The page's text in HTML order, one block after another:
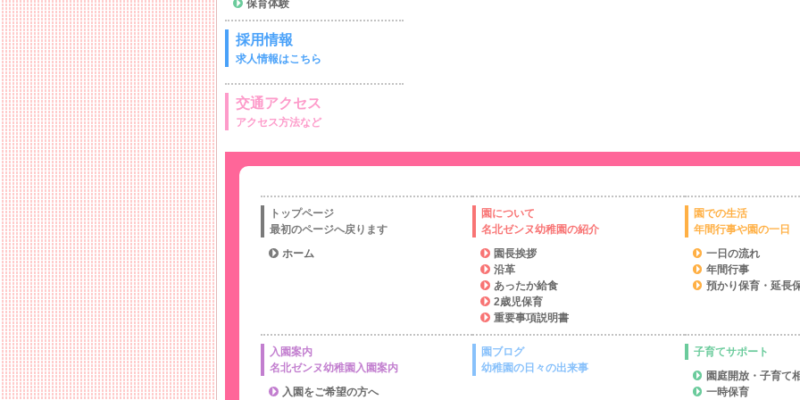
保育体験
採用情報
求人情報はこちら
交通アクセス
アクセス方法など
トップページ
最初のページへ戻ります
ホーム
園について
名北ゼンヌ幼稚園の紹介
園長挨拶
沿革
あったか給食
2歳児保育
重要事項説明書
園での生活
年間行事や園の一日
一日の流れ
年間行事
預かり保育・延長
入園案内
名北ゼンヌ幼稚園入園案内
入園をご希望の方へ
園ブログ
幼稚園の日々の出来事
子育てサポート
園庭開放・子育て
一時保育